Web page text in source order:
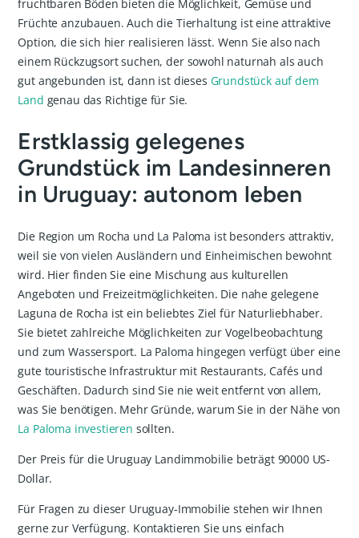
fruchtbaren Böden bieten die Möglichkeit, Gemüse und
Früchte anzubauen. Auch die Tierhaltung ist eine attraktive
Option, die sich hier realisieren lässt. Wenn Sie also nach
einem Rückzugsort suchen, der sowohl naturnah als auch
gut angebunden ist, dann ist dieses Grundstück auf dem
Land genau das Richtige für Sie.
Erstklassig gelegenes
Grundstück im Landesinneren
in Uruguay: autonom leben
Die Region um Rocha und La Paloma ist besonders attraktiv,
weil sie von vielen Ausländern und Einheimischen bewohnt
wird. Hier finden Sie eine Mischung aus kulturellen
Angeboten und Freizeitmöglichkeiten. Die nahe gelegene
Laguna de Rocha ist ein beliebtes Ziel für Naturliebhaber.
Sie bietet zahlreiche Möglichkeiten zur Vogelbeobachtung
und zum Wassersport. La Paloma hingegen verfügt über eine
gute touristische Infrastruktur mit Restaurants, Cafés und
Geschäften. Dadurch sind Sie nie weit entfernt von allem,
was Sie benötigen. Mehr Gründe, warum Sie in der Nähe von
La Paloma investieren sollten.
Der Preis für die Uruguay Landimmobilie beträgt 90000 US-
Dollar.
Für Fragen zu dieser Uruguay-Immobilie stehen wir Ihnen
gerne zur Verfügung. Kontaktieren Sie uns einfach